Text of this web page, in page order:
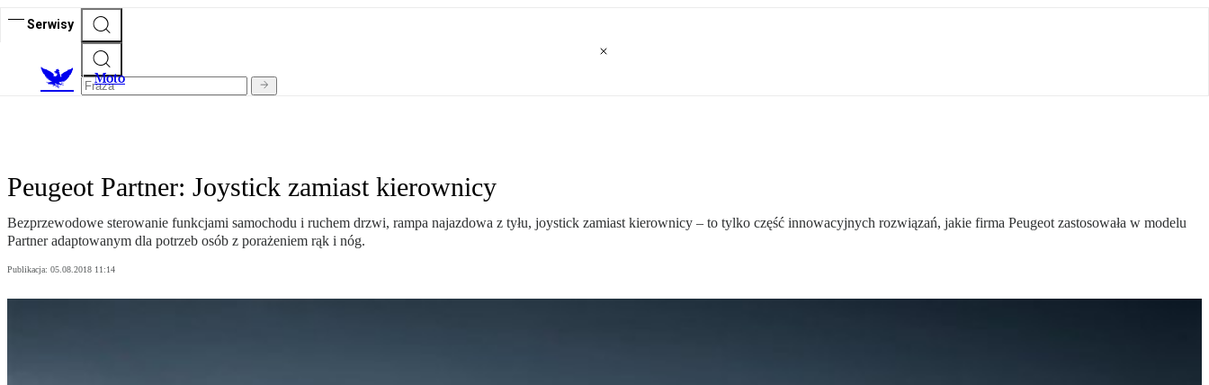
Serwisy
Moto
Peugeot Partner: Joystick zamiast kierownicy
Bezprzewodowe sterowanie funkcjami samochodu i ruchem drzwi, rampa najazdowa z tyłu, joystick zamiast kierownicy – to tylko część innowacyjnych rozwiązań, jakie firma Peugeot zastosowała w modelu
Partner adaptowanym dla potrzeb osób z porażeniem rąk i nóg.
Publikacja: 05.08.2018 11:14